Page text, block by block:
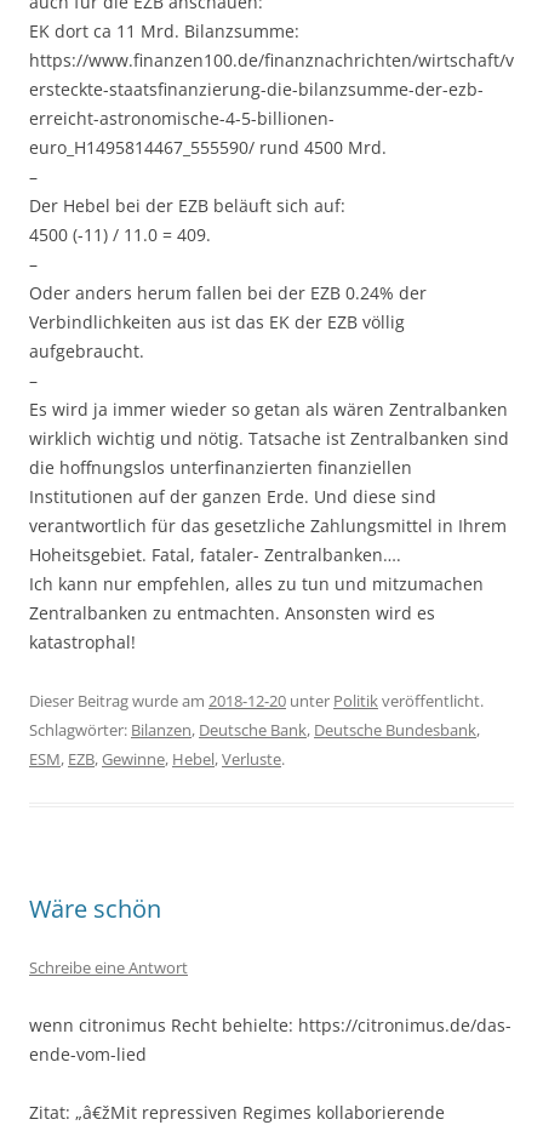
EK dort ca 11 Mrd. Bilanzsumme:
https://www.finanzen100.de/finanznachrichten/wirtschaft/v
ersteckte-staatsfinanzierung-die-bilanzsumme-der-ezb-
erreicht-astronomische-4-5-billionen-
euro_H1495814467_555590/ rund 4500 Mrd.
–
Der Hebel bei der EZB beläuft sich auf:
4500 (-11) / 11.0 = 409.
–
Oder anders herum fallen bei der EZB 0.24% der
Verbindlichkeiten aus ist das EK der EZB völlig
aufgebraucht.
–
Es wird ja immer wieder so getan als wären Zentralbanken
wirklich wichtig und nötig. Tatsache ist Zentralbanken sind
die hoffnungslos unterfinanzierten finanziellen
Institutionen auf der ganzen Erde. Und diese sind
verantwortlich für das gesetzliche Zahlungsmittel in Ihrem
Hoheitsgebiet. Fatal, fataler- Zentralbanken….
Ich kann nur empfehlen, alles zu tun und mitzumachen
Zentralbanken zu entmachten. Ansonsten wird es
katastrophal!
Dieser Beitrag wurde am 2018-12-20 unter Politikveröffentlicht.
Schlagwörter: Bilanzen, Deutsche Bank, Deutsche Bundesbank,
ESM, EZB,Gewinne, Hebel,Verluste.
Wäre schön
Schreibe eine Antwort
wenn citronimus Recht behielte: https://citronimus.de/das-
ende-vom-lied
Zitat: „â€žMit repressiven Regimes kollaborierende